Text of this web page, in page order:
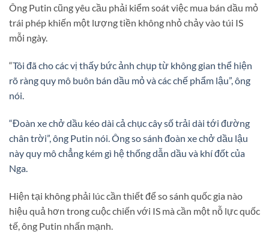
Ông Putin cũng yêu cầu phải kiểm soát việc mua bán dầu mỏ
trái phép khiến một lượng tiền không nhỏ chảy vào túi IS
mỗi ngày.
“Tôi đã cho các vị thấy bức ảnh chụp từ không gian thể hiện
rõ ràng quy mô buôn bán dầu mỏ và các chế phẩm lậu”, ông
nói.
“Đoàn xe chở dầu kéo dài cả chục cây số trải dài tới đường
chân trời”, ông Putin nói. Ông so sánh đoàn xe chở dầu lậu
này quy mô chẳng kém gì hệ thống dẫn dầu và khí đốt của
Nga.
Hiện tại không phải lúc cần thiết để so sánh quốc gia nào
hiệu quả hơn trong cuộc chiến với IS mà cần một nỗ lực quốc
tế, ông Putin nhấn mạnh.